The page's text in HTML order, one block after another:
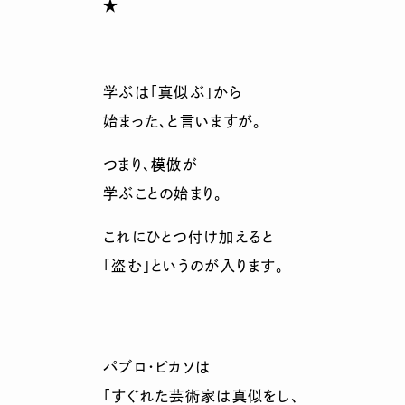
★
学ぶは「真似ぶ」から
始まった、と言いますが。
つまり、模倣が
学ぶことの始まり。
これにひとつ付け加えると
「盗む」というのが入ります。
パブロ・ピカソは
「すぐれた芸術家は真似をし、